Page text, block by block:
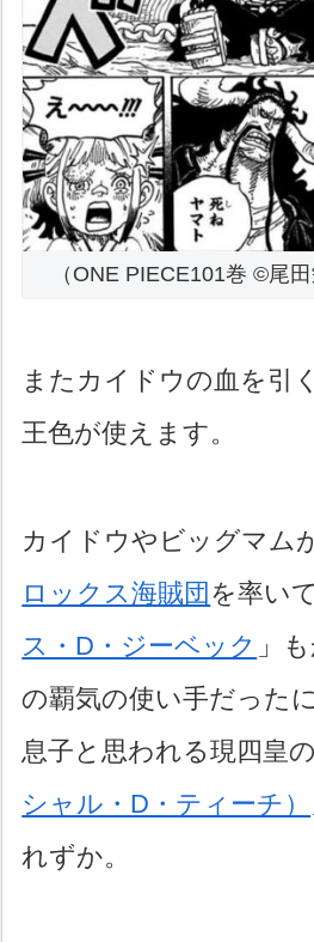
（ONE PIECE101巻 ©尾
またカイドウの血を引く
王色が使えます。
カイドウやビッグマム
ロックス海賊団 を率い
ス・D・ジーベック 」
の覇気の使い手だった
息子と思われる現四皇
シャル・D・ティーチ）
れずか。